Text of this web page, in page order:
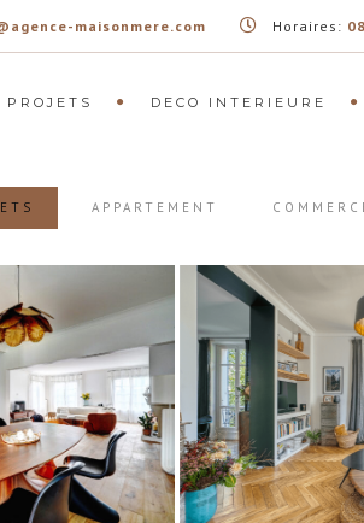
maisonmere.com Horaires:
PROJETS DECO INTERIEURE
APPARTEMENT